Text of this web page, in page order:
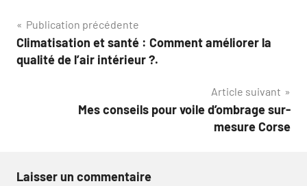
Navigation
de
Publication précédente
Climatisation et santé : Comment améliorer la
qualité de l’air intérieur ?.
Article suivant
Mes conseils pour voile d’ombrage sur-
mesure Corse
Laisser un commentaire